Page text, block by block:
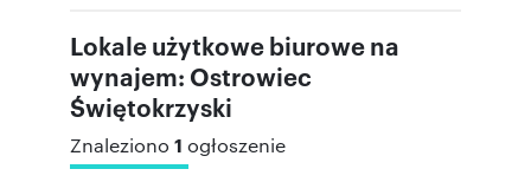
Lokale użytkowe biurowe na
wynajem: Ostrowiec
Świętokrzyski
Znaleziono 1 ogłoszenie